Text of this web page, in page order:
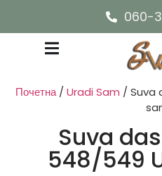
060-
Почетна/Uradi Sam / Suva
Suva
548/549